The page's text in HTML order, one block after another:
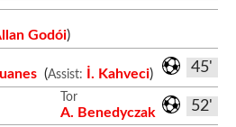
Godói)
45'
(Assist: İ. Kahveci)
52'
Tor
A. Benedyczak